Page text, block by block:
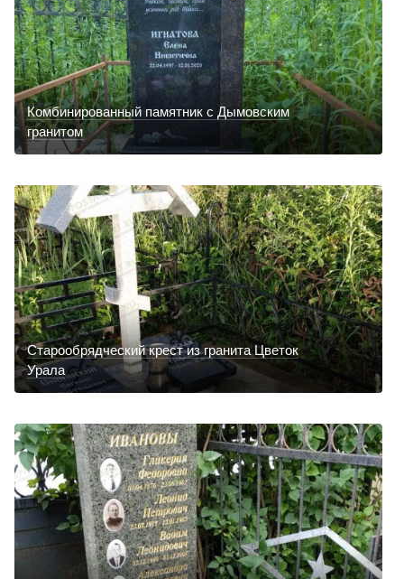
Комбинированный памятник с Дымовским
гранитом
Старообрядческий крест из гранита Цветок
Урала